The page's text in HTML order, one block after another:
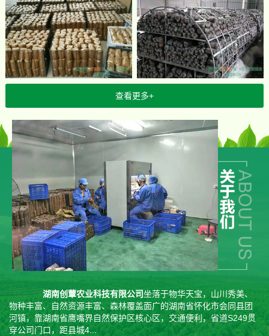
查看更多+
湖南创蕈农业科技有限公司坐落于物华天宝，山川秀美、
物种丰富、自然资源丰富、森林覆盖面广的湖南省怀化市会同县团
河镇，靠湖南省鹰嘴界自然保护区核心区，交通便利，省道S249贯
穿公司门口，距县城4...